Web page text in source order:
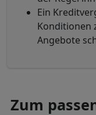
Ein
Konditionen
Angebote
Zum